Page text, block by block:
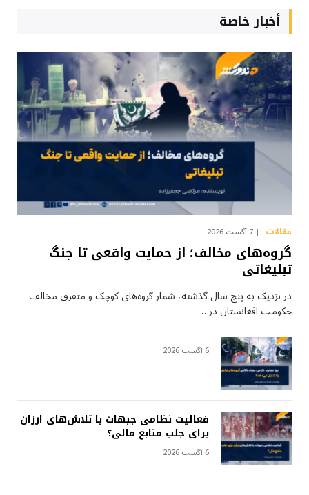
أخبار خاصة
مقالات 7 آگست 2026
گروه‌های مخالف؛ از حمایت واقعی تا جنگ
تبلیغاتی
در نزدیک به پنج سال گذشته، شمار گروه‌های کوچک و متفرق مخالف
حکومت افغانستان در…
6 آگست 2026
فعالیت نظامی جبهات یا تلاش‌های ارزان
برای جلب منابع مالی؟
6 آگست 2026